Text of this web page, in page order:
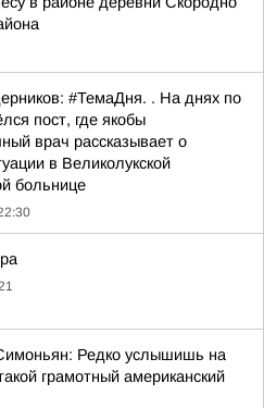
#ТемаДня. . На днях по
пост, где якобы
врач рассказывает о
в Великолукской
больнице
Редко услышишь на
грамотный американский